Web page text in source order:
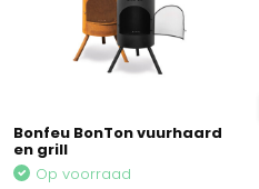
Bonfeu BonTon vuurhaard
en grill
Op voorraad